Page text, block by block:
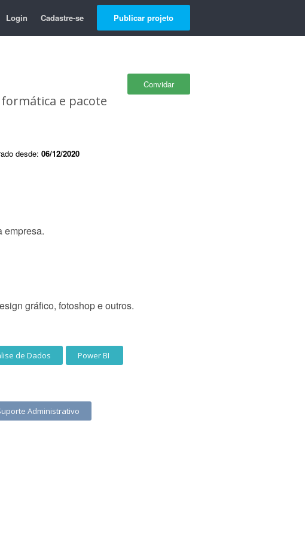
Login Cadastre-se Publicar projeto
Convidar
e pacote
desde: 06/12/2020
empresa.
gráfico, fotoshop e outros.
de Dados Power BI
Administrativo